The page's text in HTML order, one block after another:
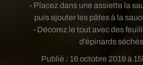
Publié : 16 octobre 2019 à
- Placez dans une assiette la
puis ajouter les pâtes à la
- Décorez le tout avec des
d'épinards